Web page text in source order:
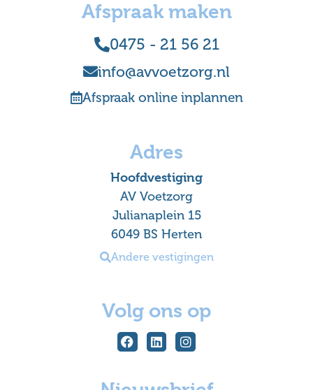
Afspraak maken
0475 - 21 56 21
info@avvoetzorg.nl
Afspraak online inplannen
Adres
Hoofdvestiging
AV Voetzorg
Julianaplein 15
6049 BS Herten
Andere vestigingen
Volg ons op